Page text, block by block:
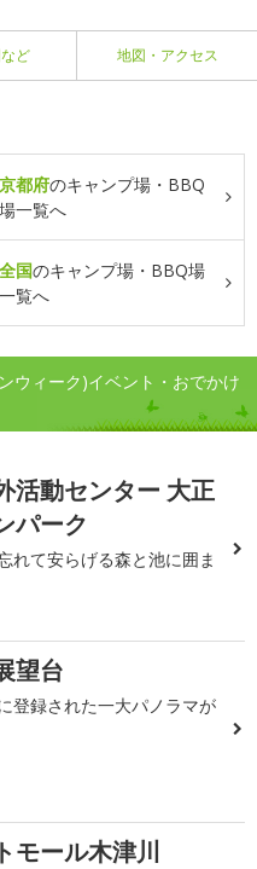
ど 地図・アクセス
京都府のキャンプ場・BBQ
場一覧へ
全国のキャンプ場・BBQ場
一覧へ
ウィーク)イベント・おでかけ
活動センター 大正
パーク
れて安らげる森と池に囲ま
望台
登録された一大パノラマが
モール木津川